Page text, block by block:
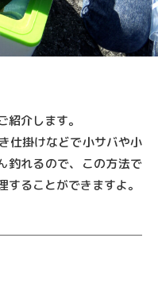
介します。
仕掛けなどで小サバや小
釣れるので、この方法で
ることができますよ。